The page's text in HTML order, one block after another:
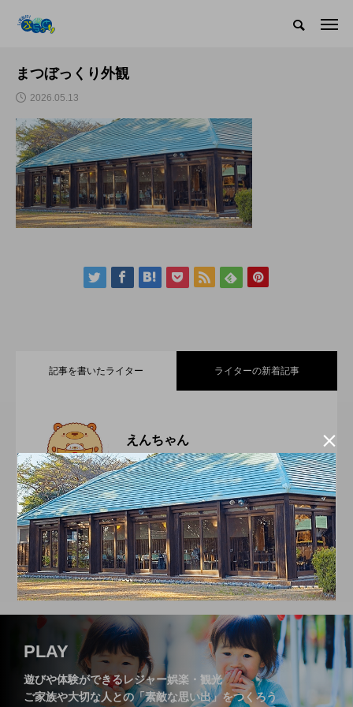
まつぼっくり外観
2026.05.13
記事を書いたライター ライターの新着記事
えんちゃん
遠州信用金庫
ゆとりのくらしのパートナー。遠州信用金庫の福理事
長「えんちゃん」です！地域の魅力と情報をお届けし
ていきます。
2026.07.21
める、遠州名物・【舞阪団子】と【名の
無いラーメン】
2026.07.11 JR新居町駅前のお食事処＆和居酒屋店
【はづき】
2026.06.21 歳を重ねるごとに、さらに美しく！シミ
専門サロン【PRINCESS HEART】
2026.06.11 スイーツやパンで日常に小さな幸せを届
けてくれる、浜松市の【A.C.L ～アルク
～】
2026.05.21 静岡県立森林公園「森の家」にある人気
レストラン【まつぼっくり】
PLAY
遊びや体験ができるレジャー娯楽・観光
ご家族や大切な人との「素敵な思い出」をつくろう
